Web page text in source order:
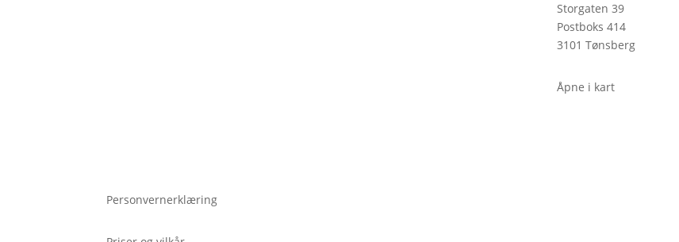
Storgaten 39
Postboks 414
3101 Tønsberg
Åpne i kart
Personvernerklæring